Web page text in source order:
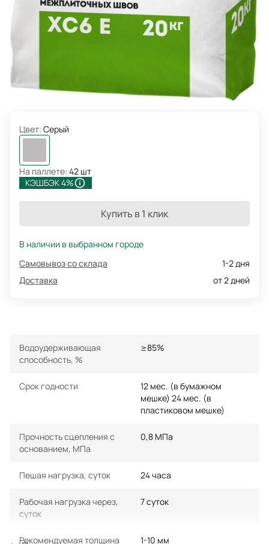
Цвет: Серый
На паллете: 42 шт
КЭШБЭК 4%
Купить в 1 клик
В наличии в выбранном городе
Самовывоз со склада
1-2 дня
Доставка
от 2 дней
Водоудерживающая
способность, %
≥85%
Срок годности
12 мес. (в бумажном
мешке) 24 мес. (в
пластиковом мешке)
Прочность сцепления с
основанием, МПа
0,8 МПа
Пешая нагрузка, суток 24 часа
Рабочая нагрузка через,
суток
7 суток
Рекомендуемая толщина
1-10 мм